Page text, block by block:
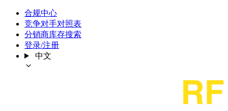
合规中心
竞争对手对照表
分销商库存搜索
登录/注册
中文